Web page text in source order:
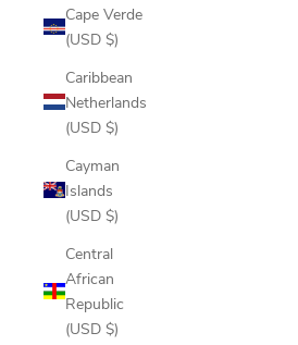
Cape Verde
(USD $)
Caribbean
Netherlands
(USD $)
Cayman
Islands
(USD $)
Central
African
Republic
(USD $)